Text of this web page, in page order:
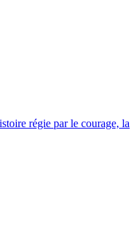
régie par le courage, la